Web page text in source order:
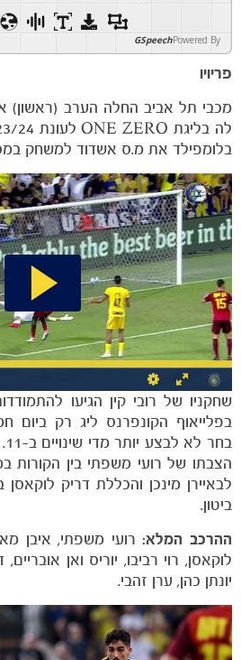
הקבוצות
Powered By
GSpeech
פריויו
מכבי תל אביב החלה הערב
בלומפילד את מ.ס אשדוד למשחק
בפלייאוף הקונפרנס ליג רק ביום
הצבתו של רועי משפתי בין הקורות
לבאיירן מינכן והכללת דריק
ביטון.
ההרכב המלא: רועי משפתי, איבן
לוקאסן, רוי רביבו, יוריס ואן
יונתן כהן, ערן זהבי.